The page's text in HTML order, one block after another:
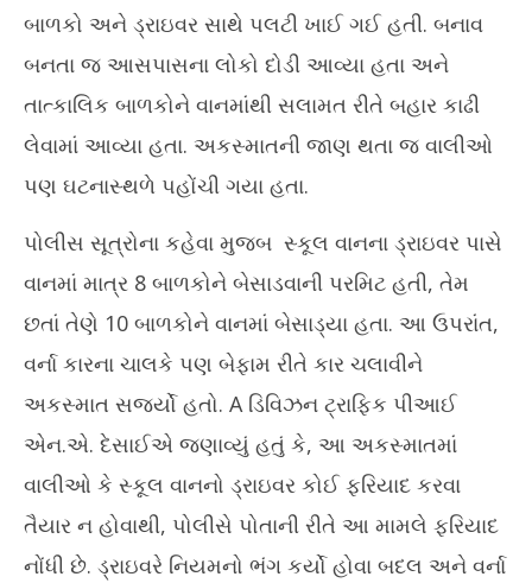
બાળકો અને ડ્રાઇવર સાથે પલટી ખાઈ ગઈ હતી. બનાવ
બનતા જ આસપાસના લોકો દોડી આવ્યા હતા અને
તાત્કાલિક બાળકોને વાનમાંથી સલામત રીતે બહાર કાઢી
લેવામાં આવ્યા હતા. અકસ્માતની જાણ થતા જ વાલીઓ
પણ ઘટનાસ્થળે પહોંચી ગયા હતા.
પોલીસ સૂત્રોના કહેવા મુજબ સ્કૂલ વાનના ડ્રાઇવર પાસે
વાનમાં માત્ર 8 બાળકોને બેસાડવાની પરમિટ હતી, તેમ
છતાં તેણે 10 બાળકોને વાનમાં બેસાડ્યા હતા. આ ઉપરાંત,
વર્ના કારના ચાલકે પણ બેફામ રીતે કાર ચલાવીને
અકસ્માત સર્જ્યો હતો. A ડિવિઝન ટ્રાફિક પીઆઈ
એન.એ. દેસાઈએ જણાવ્યું હતું કે, આ અકસ્માતમાં
વાલીઓ કે સ્કૂલ વાનનો ડ્રાઇવર કોઈ ફરિયાદ કરવા
તૈયાર ન હોવાથી, પોલીસે પોતાની રીતે આ મામલે ફરિયાદ
નોંધી છે. ડ્રાઇવરે નિયમનો ભંગ કર્યો હોવા બદલ અને વર્ના